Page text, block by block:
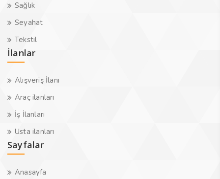
Sağlık
Seyahat
Tekstil
İlanlar
Alışveriş İlanı
Araç ilanları
İş İlanları
Usta ilanları
Sayfalar
Anasayfa